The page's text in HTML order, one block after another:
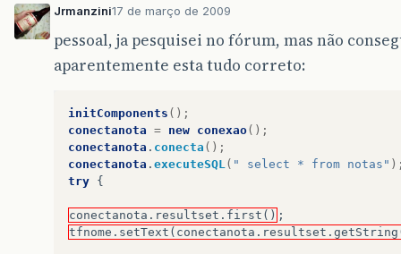
Jrmanzini17 de março de 2009
pessoal, ja pesquisei no fórum, mas não
aparentemente esta tudo correto:
initComponents ();
conectanota = new conexao();
conectanota . conecta ();
conectanota . executeSQL( " select * from notas"
try {
conectanota.resultset.first() ;